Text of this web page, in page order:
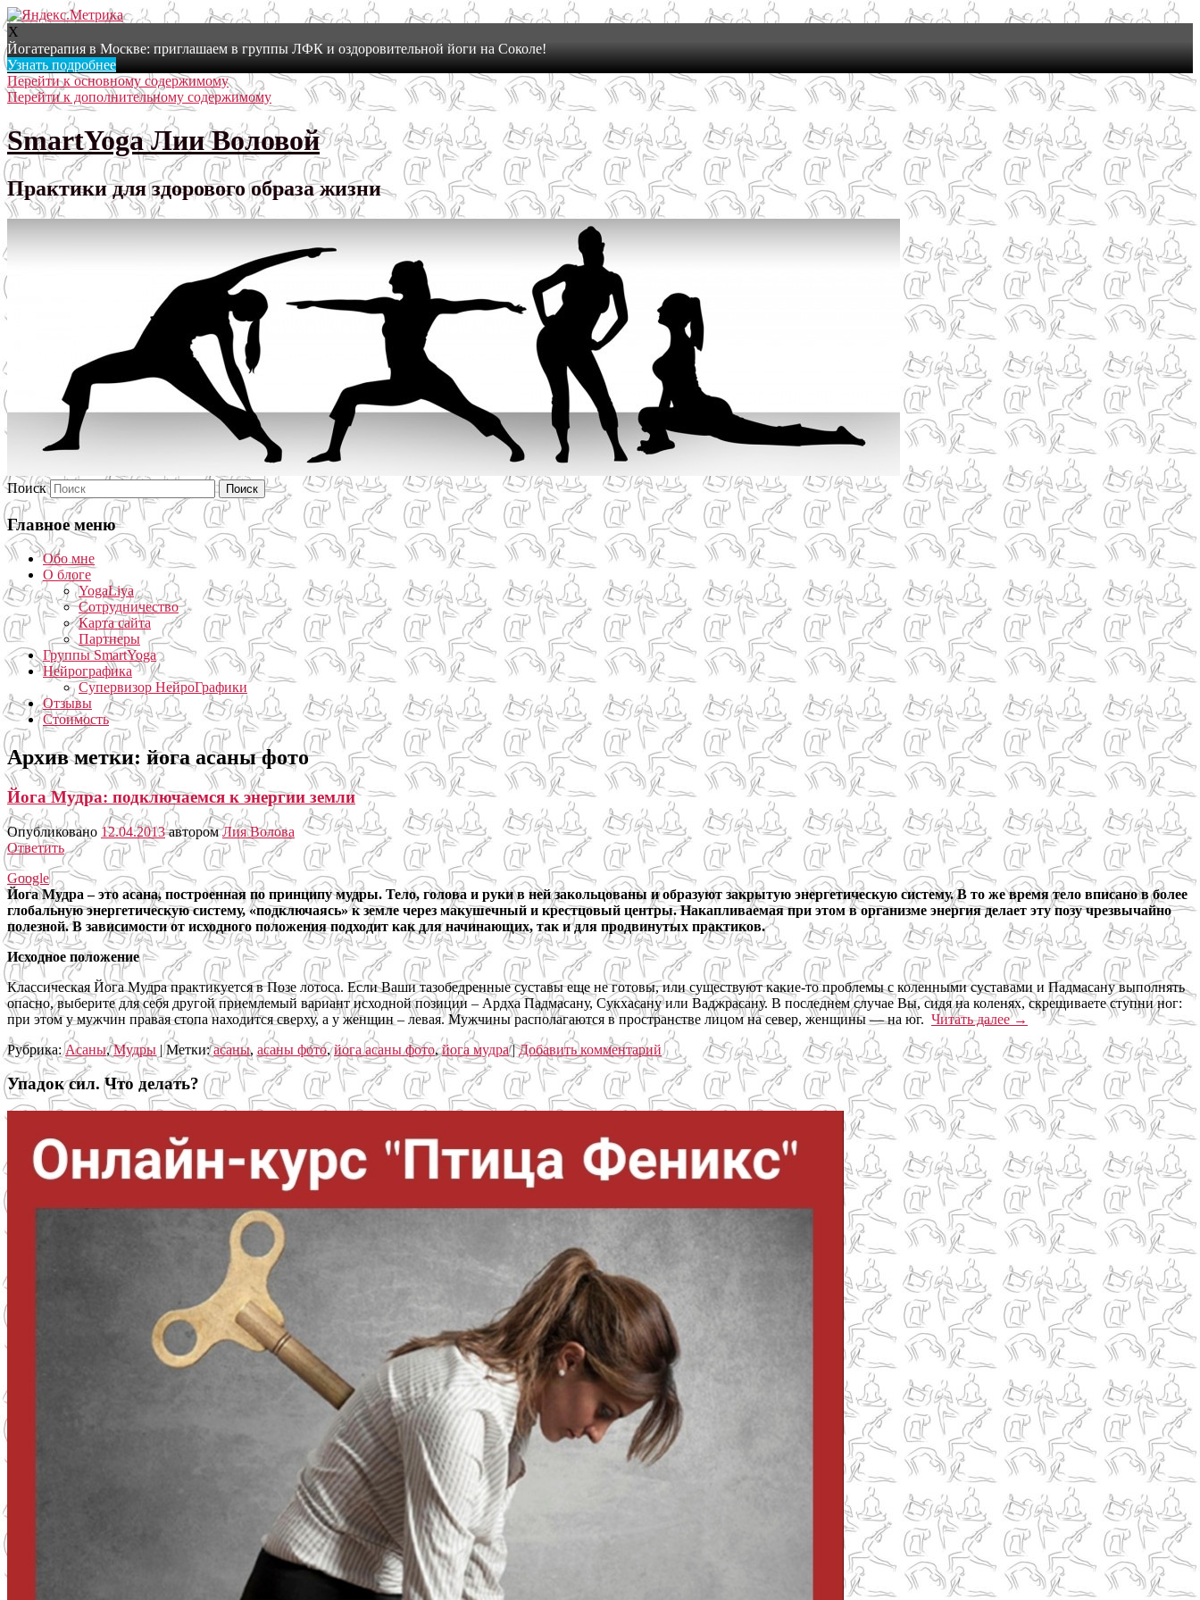
X
Йогатерапия в Москве: приглашаем в группы ЛФК и оздоровительной йоги на Соколе!
Узнать подробнее
Перейти к основному содержимому
Перейти к дополнительному содержимому
SmartYoga Лии Воловой
Практики для здорового образа жизни
Поиск
Главное меню
Обо мне
О блоге
YogaLiya
Сотрудничество
Карта сайта
Партнеры
Группы SmartYoga
Нейрографика
Супервизор НейроГрафики
Отзывы
Стоимость
Архив метки: йога асаны фото
Йога Мудра: подключаемся к энергии земли
Опубликовано 12.04.2013 авторомЛия Волова
Ответить
Google
Йога Мудра – это асана, построенная по принципу мудры. Тело, голова и руки в ней закольцованы и образуют закрытую энергетическую систему. В то же время тело вписано в более
глобальную энергетическую систему, «подключаясь» к земле через макушечный и крестцовый центры. Накапливаемая при этом в организме энергия делает эту позу чрезвычайно
полезной. В зависимости от исходного положения подходит как для начинающих, так и для продвинутых практиков.
Исходное положение
Классическая Йога Мудра практикуется в Позе лотоса. Если Ваши тазобедренные суставы еще не готовы, или существуют какие-то проблемы с коленными суставами и Падмасану выполнять
опасно, выберите для себя другой приемлемый вариант исходной позиции – Ардха Падмасану, Сукхасану или Ваджрасану. В последнем случае Вы, сидя на коленях, скрещиваете ступни ног:
при этом у мужчин правая стопа находится сверху, а у женщин – левая. Мужчины располагаются в пространстве лицом на север, женщины — на юг. Читать далее→
Рубрика: Асаны,Мудры |Метки: асаны, асаны фото,йога асаны фото,йога мудра |Добавить комментарий
Упадок сил. Что делать?